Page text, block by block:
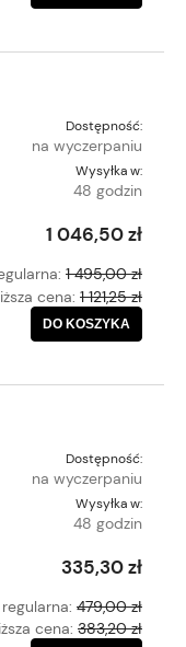
Dostępność:
na wyczerpaniu
Wysyłka w:
48 godzin
1 046,50 zł
1 495,00 zł
cena: 1 121,25 zł
DO KOSZYKA
Dostępność:
na wyczerpaniu
Wysyłka w:
48 godzin
335,30 zł
479,00 zł
cena: 383,20 zł